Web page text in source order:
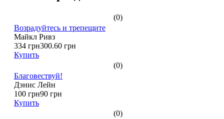
(0)
Возрадуйтесь и трепещите
Майкл Ривз
334 грн300.60 грн
Купить
(0)
Благовествуй!
Дэнис Лейн
100 грн90 грн
Купить
(0)